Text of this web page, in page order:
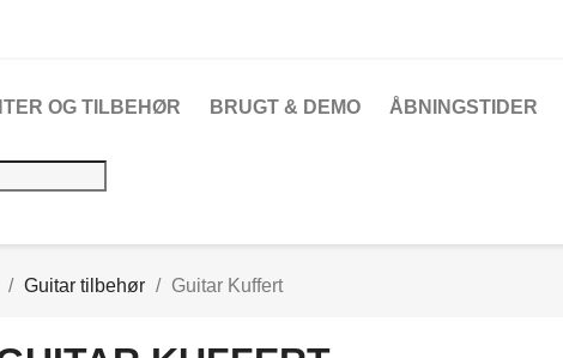
OG TILBEHØR BRUGT & DEMO ÅBNINGSTIDER
Guitar tilbehør Guitar Kuffert